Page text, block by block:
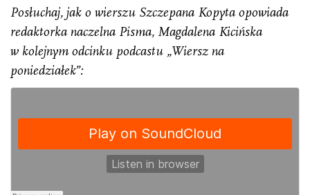
Posłuchaj, jak o wierszu Szczepana Kopyta opowiada
redaktorka naczelna Pisma, Magdalena Kicińska
w kolejnym odcinku podcastu „Wiersz na
poniedziałek”: